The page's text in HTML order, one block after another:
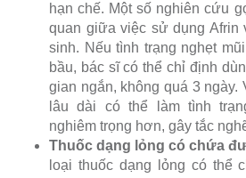
hạn chế. Một số nghiên cứu
quan giữa việc sử dụng Afrin
sinh. Nếu tình trạng nghẹt
bầu, bác sĩ có thể chỉ định
gian ngắn, không quá 3 ngày.
lâu dài có thể làm tình
nghiêm trọng hơn, gây tắc
Thuốc dạng lỏng có chứa
loại thuốc dạng lỏng có thể